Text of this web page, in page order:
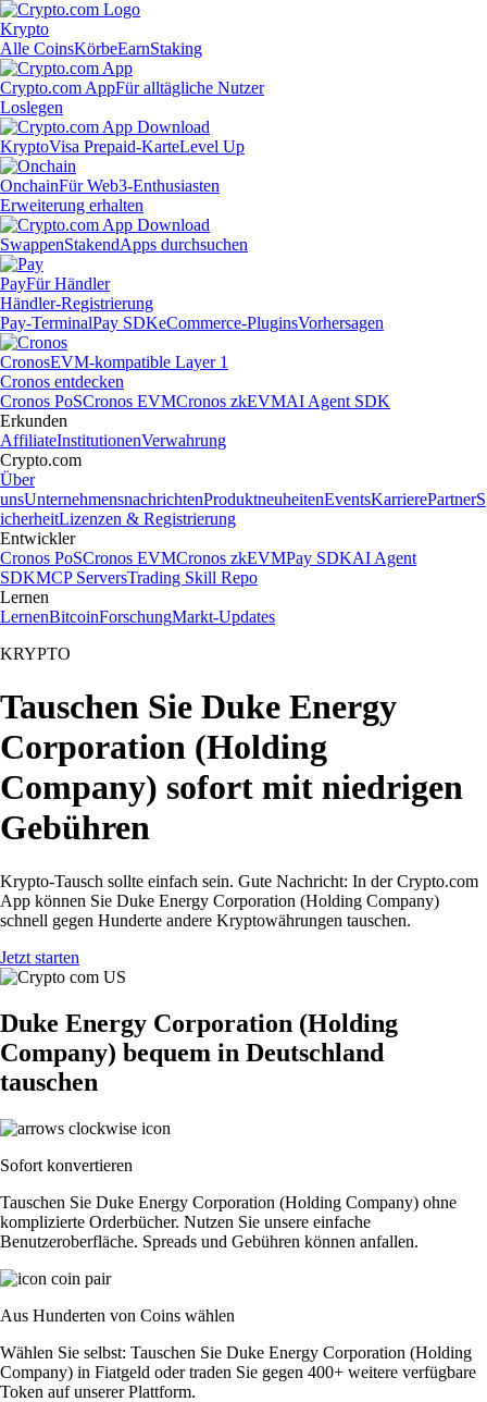
Krypto
Alle CoinsKörbeEarnStaking
Crypto.com AppFür alltägliche Nutzer
Loslegen
KryptoVisa Prepaid-KarteLevel Up
OnchainFür Web3-Enthusiasten
Erweiterung erhalten
SwappenStakendApps durchsuchen
PayFür Händler
Händler-Registrierung
Pay-TerminalPay SDKeCommerce-PluginsVorhersagen
CronosEVM-kompatible Layer 1
Cronos entdecken
Cronos PoSCronos EVMCronos zkEVMAI Agent SDK
Erkunden
AffiliateInstitutionenVerwahrung
Crypto.com
Über
unsUnternehmensnachrichtenProduktneuheitenEventsKarrierePartnerS
icherheitLizenzen & Registrierung
Entwickler
Cronos PoSCronos EVMCronos zkEVMPay SDKAI Agent
SDKMCP ServersTrading Skill Repo
Lernen
LernenBitcoinForschungMarkt-Updates
KRYPTO
Tauschen Sie Duke Energy
Corporation (Holding
Company) sofort mit niedrigen
Gebühren
Krypto-Tausch sollte einfach sein. Gute Nachricht: In der Crypto.com
App können Sie Duke Energy Corporation (Holding Company)
schnell gegen Hunderte andere Kryptowährungen tauschen.
Jetzt starten
Duke Energy Corporation (Holding
Company) bequem in Deutschland
tauschen
Sofort konvertieren
Tauschen Sie Duke Energy Corporation (Holding Company) ohne
komplizierte Orderbücher. Nutzen Sie unsere einfache
Benutzeroberfläche. Spreads und Gebühren können anfallen.
Aus Hunderten von Coins wählen
Wählen Sie selbst: Tauschen Sie Duke Energy Corporation (Holding
Company) in Fiatgeld oder traden Sie gegen 400+ weitere verfügbare
Token auf unserer Plattform.